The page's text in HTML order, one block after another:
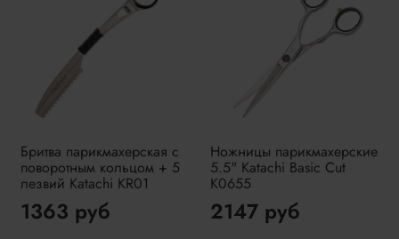
Бритва парикмахерская с
поворотным кольцом + 5
лезвий Katachi KR01
1363 руб
Ножницы парикмахерские
5.5" Katachi Basic Cut
K0655
2147 руб